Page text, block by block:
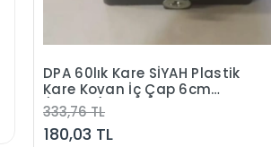
DPA 60lık Kare SİYAH Plastik
Kare Kovan İç Çap 6cm
(60mm)
333,76 TL
180,03 TL